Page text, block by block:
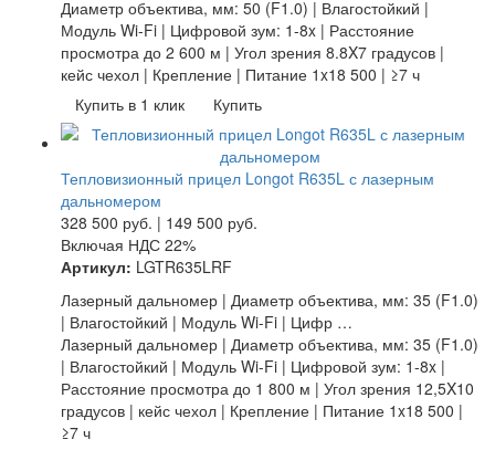
Диаметр объектива, мм: 50 (F1.0) | Влагостойкий |
Модуль Wi-Fi | Цифровой зум: 1-8x | Расстояние
просмотра до 2 600 м | Угол зрения 8.8X7 градусов |
кейс чехол | Крепление | Питание 1x18 500 | ≥7 ч
Купить в 1 клик
Купить
Тепловизионный прицел Longot R635L с лазерным
дальномером
328 500 руб. | 149 500 руб.
Включая НДС 22%
Артикул: LGTR635LRF
Лазерный дальномер | Диаметр объектива, мм: 35 (F1.0)
| Влагостойкий | Модуль Wi-Fi | Цифр …
Лазерный дальномер | Диаметр объектива, мм: 35 (F1.0)
| Влагостойкий | Модуль Wi-Fi | Цифровой зум: 1-8x |
Расстояние просмотра до 1 800 м | Угол зрения 12,5X10
градусов | кейс чехол | Крепление | Питание 1x18 500 |
≥7 ч